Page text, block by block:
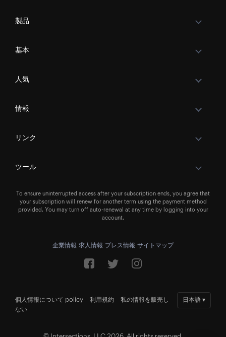
製品
基本
人気
情報
リンク
ツール
To ensure uninterrupted access after your subscription ends, you agree that
your subscription will renew for another term using the payment method
provided. You may turn off auto-renewal at any time by logging into your
account.
企業情報 求人情報 プレス情報 サイトマップ
個人情報について policy 利用規約
私の情報を販売し
ない
日本語 ▾